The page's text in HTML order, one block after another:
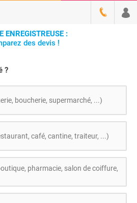
ENREGISTREUSE :
des devis !
?
boucherie, supermarché, ...)
café, cantine, traiteur, ...)
pharmacie, salon de coiffure,